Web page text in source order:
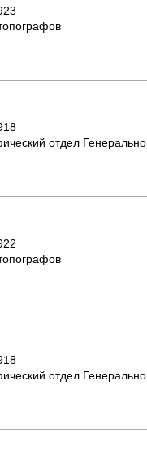
отдел
отдел